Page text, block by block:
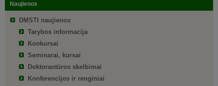
Naujienos
DMSTI naujienos
Tarybos informacija
Konkursai
Seminarai, kursai
Doktorantūros skelbimai
Konferencijos ir renginiai